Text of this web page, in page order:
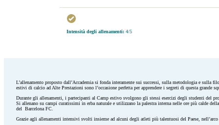
Intensità degli allenamenti:4/5
L’allenamento proposto dall’Accademia si fonda interamente sui successi, sulla metodologia e
estivi di calcio ad Alte Prestazioni sono l’occasione perfetta per apprendere i segreti di questa grande
Durante gli allenamenti, i partecipanti al Camp estivo svolgono gli stessi esercizi degli studenti del
Si allenano su campi curatissimi in erba naturale e utilizzano la palestra interna nelle ore più calde
del Barcelona FC.
Grazie agli allenamenti intensivi svolti insieme ad alcuni degli atleti più talentuosi del Paese,